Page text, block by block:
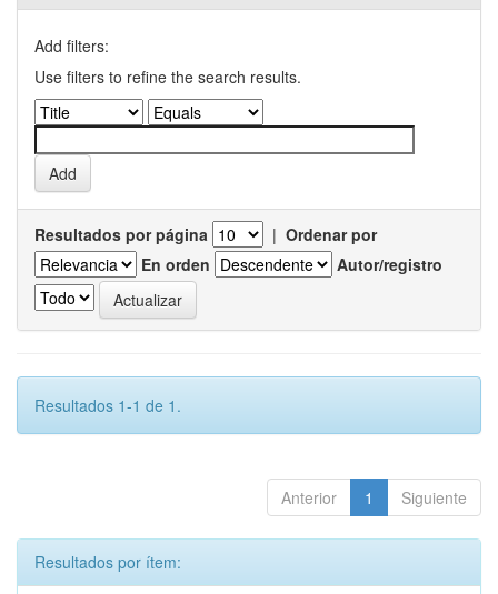
Add filters:
Use filters to refine the search results.
Resultados por página | Ordenar por
En orden
Autor/registro
Resultados 1-1 de 1.
Anterior 1 Siguiente
Resultados por ítem: